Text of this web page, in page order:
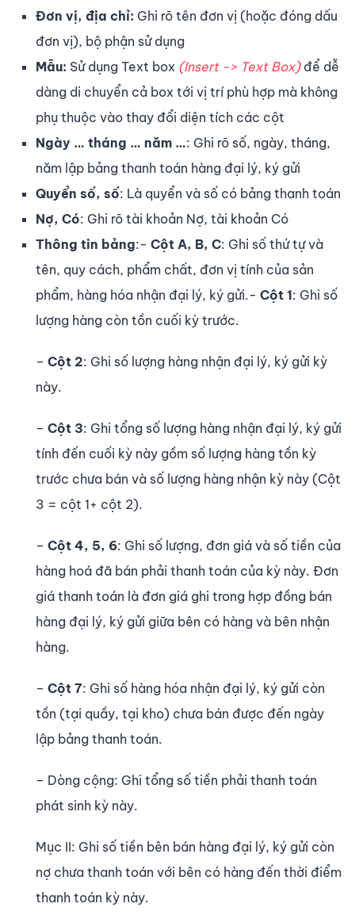
Đơn vị, địa chỉ: Ghi rõ tên đơn vị (hoặc đóng dấu
đơn vị), bộ phận sử dụng
Mẫu: Sử dụng Text box (Insert -> Text Box) để dễ
dàng di chuyển cả box tới vị trí phù hợp mà không
phụ thuộc vào thay đổi diện tích các cột
Ngày … tháng … năm …: Ghi rõ số, ngày, tháng,
năm lập bảng thanh toán hàng đại lý, ký gửi
Quyển số, số: Là quyển và số có bảng thanh toán
Nợ, Có: Ghi rõ tài khoản Nợ, tài khoản Có
Thông tin bảng:- Cột A, B, C: Ghi số thứ tự và
tên, quy cách, phẩm chất, đơn vị tính của sản
phẩm, hàng hóa nhận đại lý, ký gửi.- Cột 1: Ghi số
lượng hàng còn tồn cuối kỳ trước.
– Cột 2: Ghi số lượng hàng nhận đại lý, ký gửi kỳ
này.
– Cột 3: Ghi tổng số lượng hàng nhận đại lý, ký gửi
tính đến cuối kỳ này gồm số lượng hàng tồn kỳ
trước chưa bán và số lượng hàng nhận kỳ này (Cột
3 = cột 1+ cột 2).
– Cột 4, 5, 6: Ghi số lượng, đơn giá và số tiền của
hàng hoá đã bán phải thanh toán của kỳ này. Đơn
giá thanh toán là đơn giá ghi trong hợp đồng bán
hàng đại lý, ký gửi giữa bên có hàng và bên nhận
hàng.
– Cột 7: Ghi số hàng hóa nhận đại lý, ký gửi còn
tồn (tại quầy, tại kho) chưa bán được đến ngày
lập bảng thanh toán.
– Dòng cộng: Ghi tổng số tiền phải thanh toán
phát sinh kỳ này.
Mục II: Ghi số tiền bên bán hàng đại lý, ký gửi còn
nợ chưa thanh toán với bên có hàng đến thời điểm
thanh toán kỳ này.